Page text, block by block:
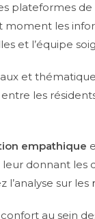
plateformes
les
et l’équipe
et
les
empathique
donnant
l’analyse sur les
au sein